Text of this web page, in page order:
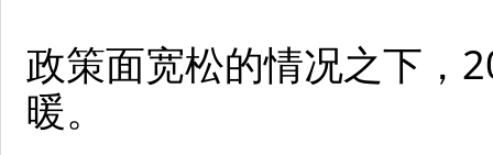
政策面宽松的情况之下，
暖。